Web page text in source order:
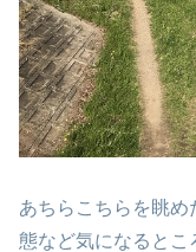
あちらこちらを眺
態など気になるとこ